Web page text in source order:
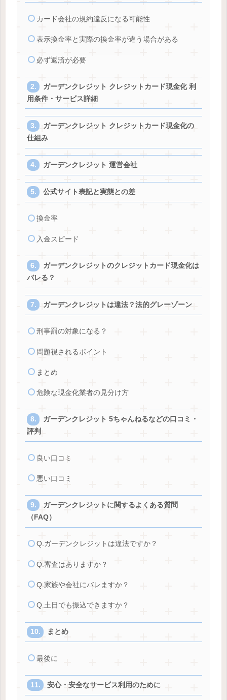
カード会社の規約違反になる可能性
表示換金率と実際の換金率が違う場合がある
必ず返済が必要
ガーデンクレジット クレジットカード現金化 利
用条件・サービス詳細
ガーデンクレジット クレジットカード現金化の
仕組み
ガーデンクレジット 運営会社
公式サイト表記と実態との差
換金率
入金スピード
ガーデンクレジットのクレジットカード現金化は
バレる？
ガーデンクレジットは違法？法的グレーゾーン
刑事罰の対象になる？
問題視されるポイント
まとめ
危険な現金化業者の見分け方
ガーデンクレジット 5ちゃんねるなどの口コミ・
評判
良い口コミ
悪い口コミ
ガーデンクレジットに関するよくある質問
（FAQ）
Q.ガーデンクレジットは違法ですか？
Q.審査はありますか？
Q.家族や会社にバレますか？
Q.土日でも振込できますか？
まとめ
最後に
安心・安全なサービス利用のために